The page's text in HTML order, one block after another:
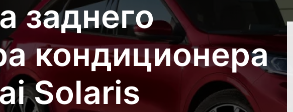
заднего
кондиционера
Solaris